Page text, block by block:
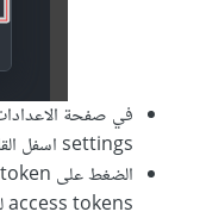
settings اسفل القائمة الجانبية.
access tokens لتوليد مفتاح توثيق جديد.